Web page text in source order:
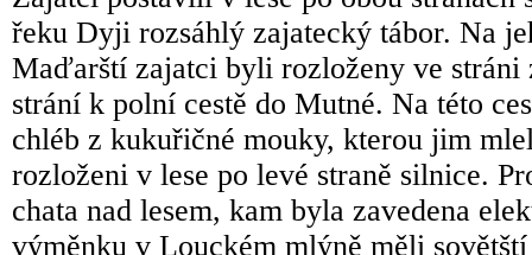
řeku Dyji rozsáhlý zajatecký tábor. Na
Maďarští zajatci byli rozloženy ve stráni
strání k polní cestě do Mutné. Na této
chléb z kukuřičné mouky, kterou jim
rozloženi v lese po levé straně silnice.
chata nad lesem, kam byla zavedena
výměnku v Louckém mlýně měli